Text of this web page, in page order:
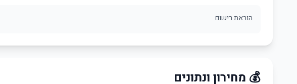
הוראת רישום
💰 מחירון ונתונים